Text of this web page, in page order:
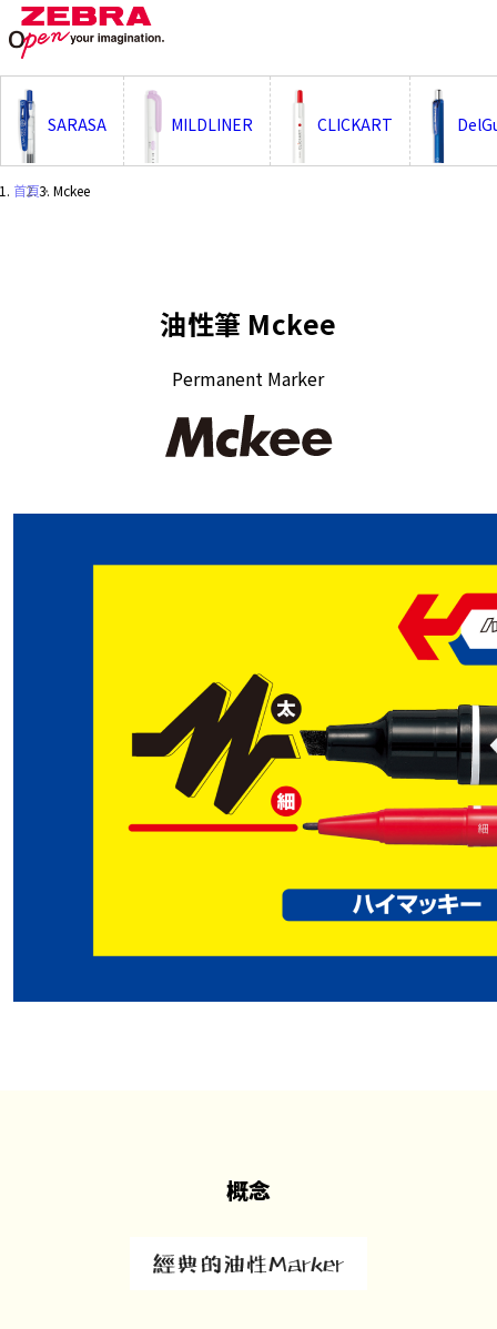
SARASA MILDLINER CLICKART
首頁・ Mckee
油性筆 Mckee
Permanent Marker
概念